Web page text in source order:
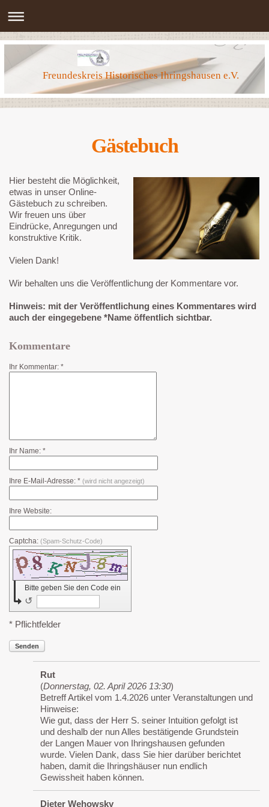
Freundeskreis Historisches Ihringshausen e.V.
Gästebuch
Hier besteht die Möglichkeit,
etwas in unser Online-
Gästebuch zu schreiben.
Wir freuen uns über
Eindrücke, Anregungen und
konstruktive Kritik.
Vielen Dank!
Wir behalten uns die Veröffentlichung der Kommentare vor.
Hinweis: mit der Veröffentlichung eines Kommentares wird
auch der eingegebene *Name öffentlich sichtbar.
Kommentare
Ihr Kommentar: *
Ihr Name: *
Ihre E-Mail-Adresse: * (wird nicht angezeigt)
Ihre Website:
Captcha: (Spam-Schutz-Code)
Bitte geben Sie den Code ein
↺
* Pflichtfelder
Senden
Rut
(Donnerstag, 02. April 2026 13:30)
Betreff Artikel vom 1.4.2026 unter Veranstaltungen und
Hinweise:
Wie gut, dass der Herr S. seiner Intuition gefolgt ist
und deshalb der nun Alles bestätigende Grundstein
der Langen Mauer von Ihringshausen gefunden
wurde. Vielen Dank, dass Sie hier darüber berichtet
haben, damit die Ihringshäuser nun endlich
Gewissheit haben können.
Dieter Wehowsky